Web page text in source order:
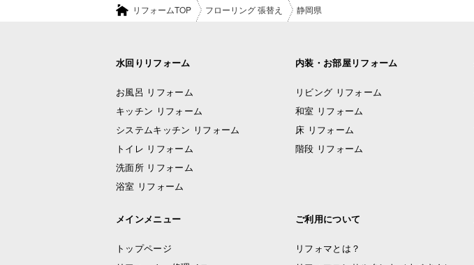
リフォームTOP フローリング 張替え 静岡県
水回りリフォーム
お風呂 リフォーム
キッチン リフォーム
システムキッチン リフォーム
トイレ リフォーム
洗面所 リフォーム
浴室 リフォーム
内装・お部屋リフォーム
リビング リフォーム
和室 リフォーム
床 リフォーム
階段 リフォーム
メインメニュー
トップページ
ご利用について
リフォマとは？